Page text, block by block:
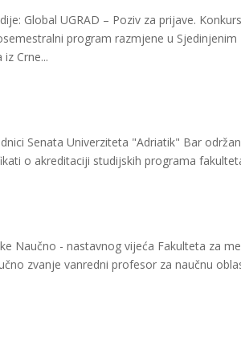
Global UGRAD – Poziv za prijave.
program razmjene u
Crne...
Senata Univerziteta "Adriatik" Bar
o akreditaciji studijskih programa
Naučno - nastavnog vijeća Fakulteta za
zvanje vanredni profesor za naučnu